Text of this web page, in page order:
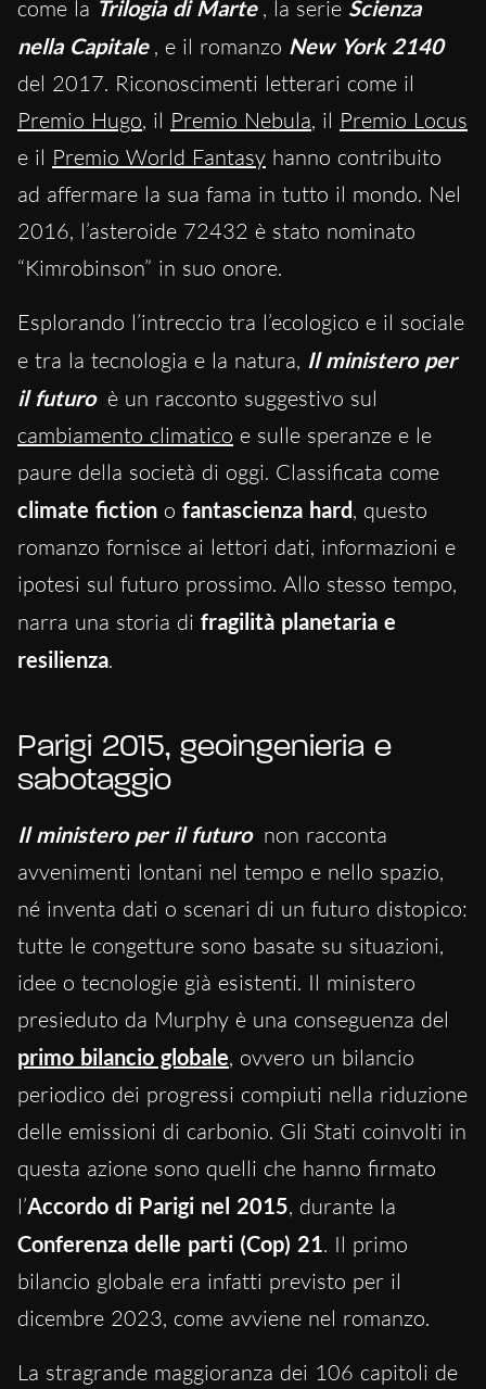
come la Trilogia di Marte , la serie Scienza
nella Capitale , e il romanzo New York 2140
del 2017. Riconoscimenti letterari come il
Premio Hugo, il Premio Nebula, il Premio Locus
e il Premio World Fantasy hanno contribuito
ad affermare la sua fama in tutto il mondo. Nel
2016, l’asteroide 72432 è stato nominato
“Kimrobinson” in suo onore.
Esplorando l’intreccio tra l’ecologico e il sociale
e tra la tecnologia e la natura, Il ministero per
il futuro è un racconto suggestivo sul
cambiamento climatico e sulle speranze e le
paure della società di oggi. Classificata come
climate fiction o fantascienza hard, questo
romanzo fornisce ai lettori dati, informazioni e
ipotesi sul futuro prossimo. Allo stesso tempo,
narra una storia di fragilità planetaria e
resilienza.
Parigi 2015, geoingenieria e
sabotaggio
Il ministero per il futuro non racconta
avvenimenti lontani nel tempo e nello spazio,
né inventa dati o scenari di un futuro distopico:
tutte le congetture sono basate su situazioni,
idee o tecnologie già esistenti. Il ministero
presieduto da Murphy è una conseguenza del
primo bilancio globale, ovvero un bilancio
periodico dei progressi compiuti nella riduzione
delle emissioni di carbonio. Gli Stati coinvolti in
questa azione sono quelli che hanno firmato
l’Accordo di Parigi nel 2015, durante la
Conferenza delle parti (Cop) 21. Il primo
bilancio globale era infatti previsto per il
dicembre 2023, come avviene nel romanzo.
La stragrande maggioranza dei 106 capitoli de